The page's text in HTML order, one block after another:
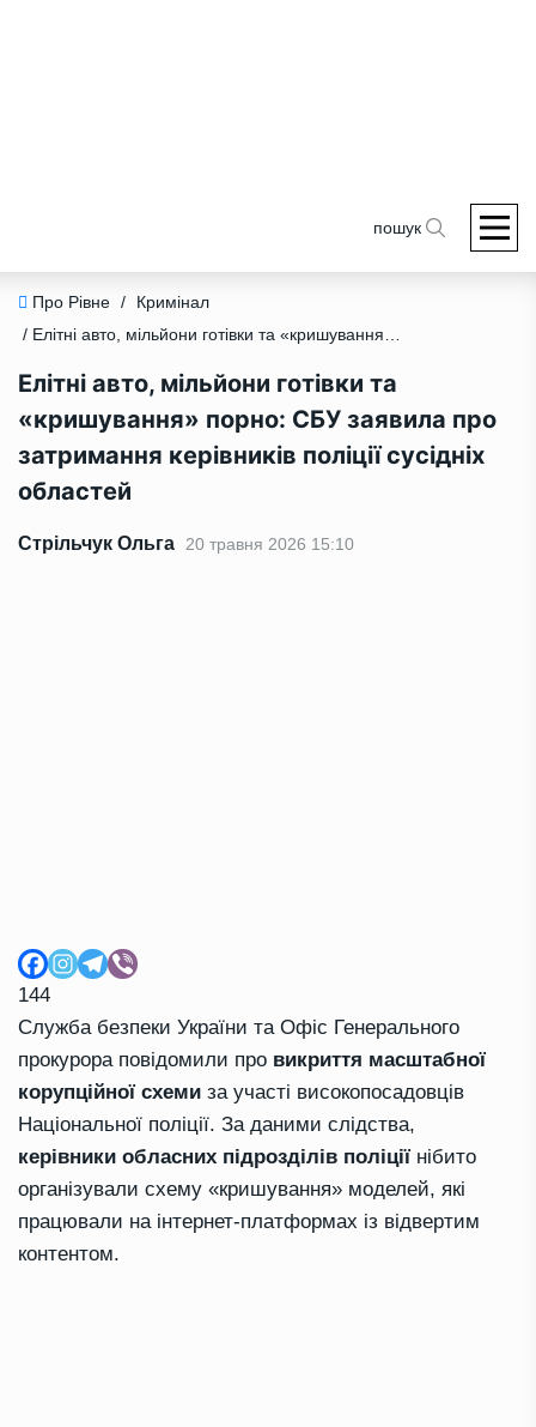
пошук
Про Рівне /
Кримінал
/ Елітні авто, мільйони готівки та «кришування» порно: СБУ заявила про затримання керівників поліції сусідніх областей
Елітні авто, мільйони готівки та
«кришування» порно: СБУ заявила про
затримання керівників поліції сусідніх
областей
Стрільчук Ольга 20 травня 2026 15:10
144
Служба безпеки України та Офіс Генерального
прокурора повідомили про викриття масштабної
корупційної схеми за участі високопосадовців
Національної поліції. За даними слідства,
керівники обласних підрозділів поліції нібито
організували схему «кришування» моделей, які
працювали на інтернет-платформах із відвертим
контентом.